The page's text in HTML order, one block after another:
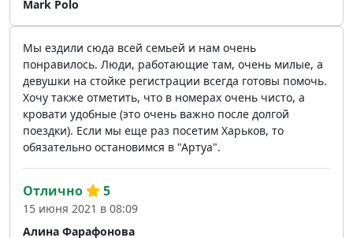
Mark Polo
Мы ездили сюда всей семьей и нам очень
понравилось. Люди, работающие там, очень милые, а
девушки на стойке регистрации всегда готовы помочь.
Хочу также отметить, что в номерах очень чисто, а
кровати удобные (это очень важно после долгой
поездки). Если мы еще раз посетим Харьков, то
обязательно остановимся в "Артуа".
Алина Фарафонова
Отлично 5
15 июня 2021 в 08:09